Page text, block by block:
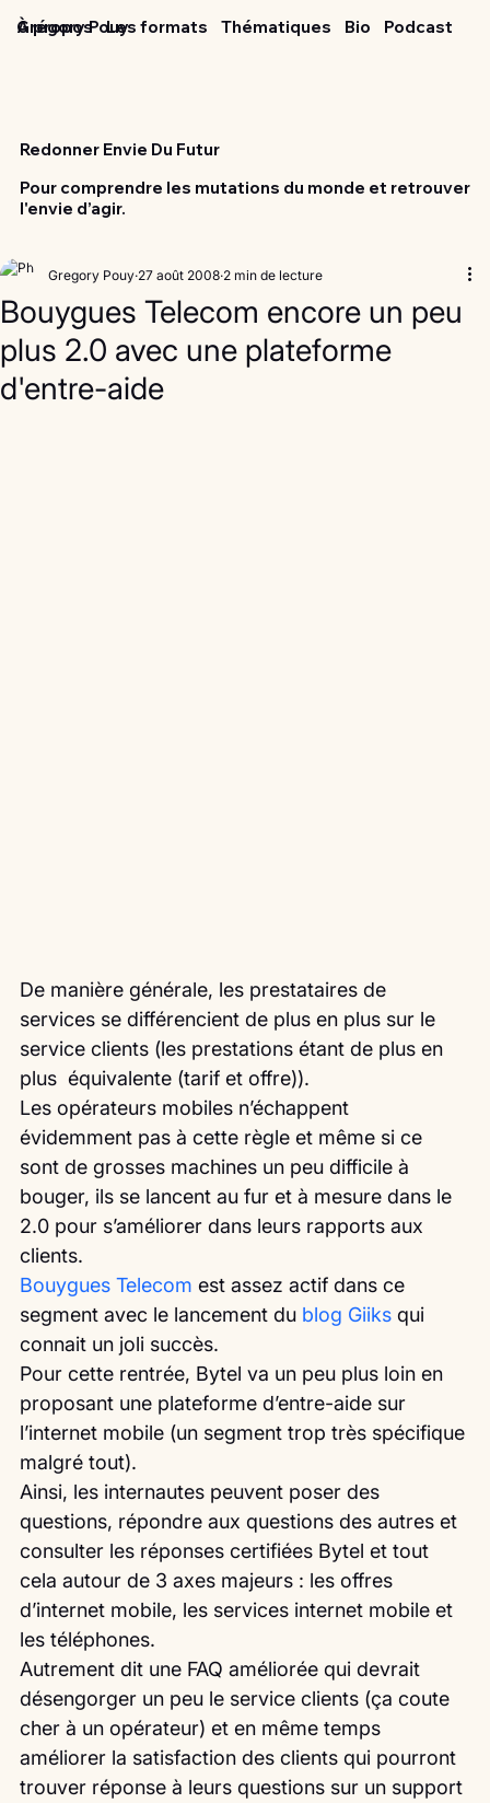
Grégory Pouy
À propos Les formats Thématiques Podcast
Bio
Redonner Envie Du Futur
Pour comprendre les mutations du monde et retrouver
l'envie d’agir.
Bouygues Telecom encore un peu
plus 2.0 avec une plateforme
d'entre-aide
Gregory Pouy 27 août 2008 2 min de lecture
De manière générale, les prestataires de
services se différencient de plus en plus sur le
service clients (les prestations étant de plus en
plus  équivalente (tarif et offre)).
Les opérateurs mobiles n’échappent
évidemment pas à cette règle et même si ce
sont de grosses machines un peu difficile à
bouger, ils se lancent au fur et à mesure dans le
2.0 pour s’améliorer dans leurs rapports aux
clients.
Bouygues Telecom est assez actif dans ce
segment avec le lancement du blog Giiks qui
connait un joli succès.
Pour cette rentrée, Bytel va un peu plus loin en
proposant une plateforme d’entre-aide sur
l’internet mobile (un segment trop très spécifique
malgré tout).
Ainsi, les internautes peuvent poser des
questions, répondre aux questions des autres et
consulter les réponses certifiées Bytel et tout
cela autour de 3 axes majeurs : les offres
d’internet mobile, les services internet mobile et
les téléphones.
Autrement dit une FAQ améliorée qui devrait
désengorger un peu le service clients (ça coute
cher à un opérateur) et en même temps
améliorer la satisfaction des clients qui pourront
trouver réponse à leurs questions sur un support